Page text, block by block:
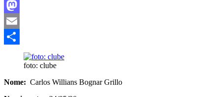
Facebook
Mastodon
Email
foto: clube
Nome: Carlos Willians Bognar Grillo